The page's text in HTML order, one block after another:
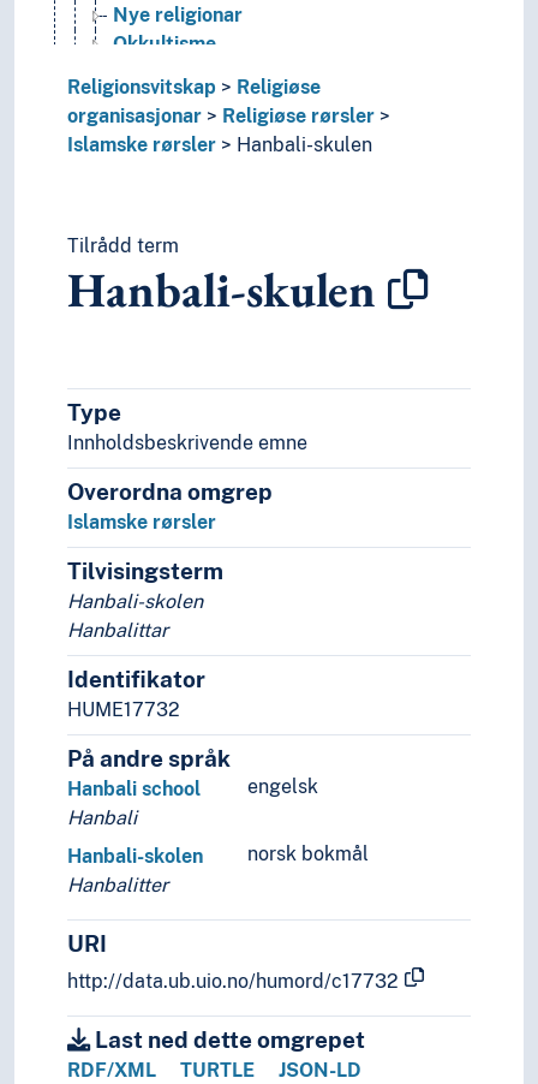
Nye religionar
Okkultisme
Vekking
Religiøse sekter
Åndevesen
Religionsvitskap
Religiøse
organisasjonar
Religiøse rørsler
Islamske rørsler
Hanbali-skulen
Tilrådd term
Hanbali-skulen
Type
Innholdsbeskrivende emne
Overordna omgrep
Islamske rørsler
Tilvisingsterm
Hanbali-skolen
Hanbalittar
Identifikator
HUME17732
På andre språk
engelsk
Hanbali school
Hanbali
norsk bokmål
Hanbali-skolen
Hanbalitter
URI
http://data.ub.uio.no/humord/c17732
Last ned dette omgrepet
RDF/XML TURTLE JSON-LD